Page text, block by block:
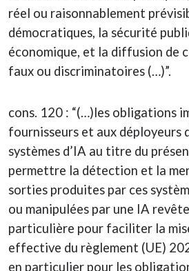
réel ou raisonnablement
démocratiques, la sécurité
économique, et la diffusion de
faux ou discriminatoires (…)”.
cons. 120 : “(…)les obligations
fournisseurs et aux déployeurs
systèmes d’IA au titre du
permettre la détection et la
sorties produites par ces
ou manipulées par une IA
particulière pour faciliter la
effective du règlement (UE)
en particulier pour les